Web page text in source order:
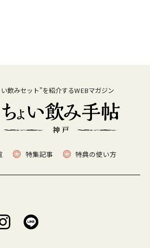
飲みセット”を紹介するWEBマガジン
特集記事 特典の使い方